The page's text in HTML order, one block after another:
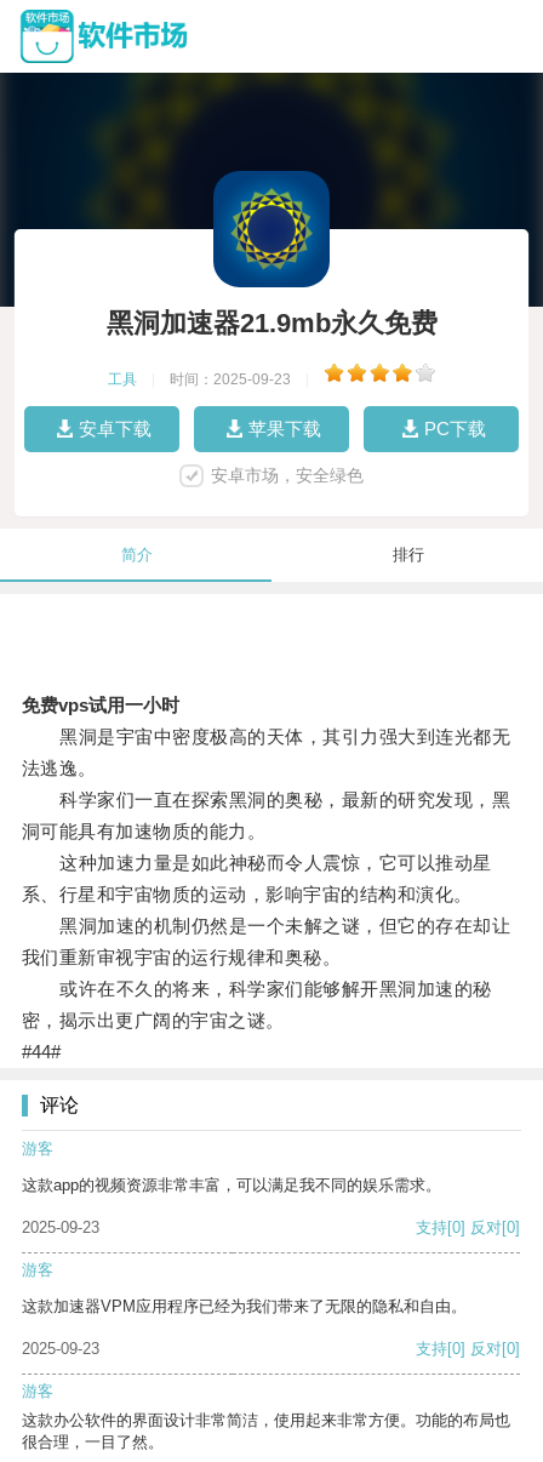
黑洞加速器21.9mb永久免费
工具 时间：2025-09-23
安卓下载 苹果下载 PC下载
安卓市场，安全绿色
简介 排行
免费vps试用一小时
黑洞是宇宙中密度极高的天体，其引力强大到连光都无
法逃逸。
科学家们一直在探索黑洞的奥秘，最新的研究发现，黑
洞可能具有加速物质的能力。
这种加速力量是如此神秘而令人震惊，它可以推动星
系、行星和宇宙物质的运动，影响宇宙的结构和演化。
黑洞加速的机制仍然是一个未解之谜，但它的存在却让
我们重新审视宇宙的运行规律和奥秘。
或许在不久的将来，科学家们能够解开黑洞加速的秘
密，揭示出更广阔的宇宙之谜。
#44#
评论
游客
这款app的视频资源非常丰富，可以满足我不同的娱乐需求。
2025-09-23 支持[0] 反对[0]
游客
这款加速器VPM应用程序已经为我们带来了无限的隐私和自由。
2025-09-23 支持[0] 反对[0]
游客
这款办公软件的界面设计非常简洁，使用起来非常方便。功能的布局也
很合理，一目了然。